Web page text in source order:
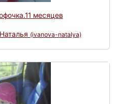
месяцев
(ivanova-natalya)